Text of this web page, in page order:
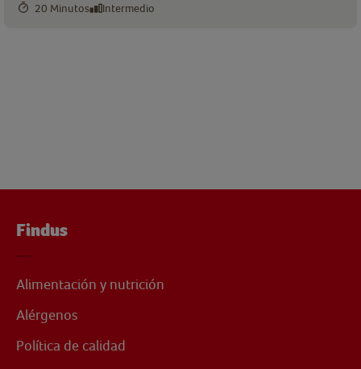
20 Minutos Intermedio
Findus
Alimentación y nutrición
Alérgenos
Política de calidad